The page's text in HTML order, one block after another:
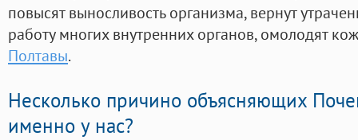
повысят выносливость организма, вернут
работу многих внутренних органов, омолодят
Полтавы.
Несколько причино объясняющих
именно у нас?